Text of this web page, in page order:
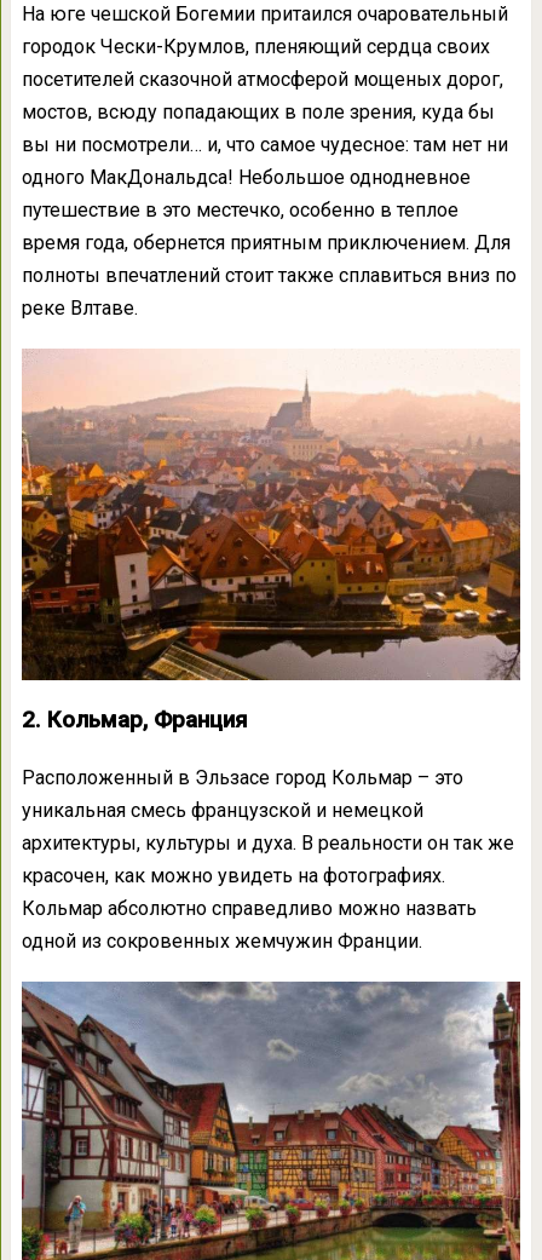
На юге чешской Богемии притаился очаровательный
городок Чески-Крумлов, пленяющий сердца своих
посетителей сказочной атмосферой мощеных дорог,
мостов, всюду попадающих в поле зрения, куда бы
вы ни посмотрели… и, что самое чудесное: там нет ни
одного МакДональдса! Небольшое однодневное
путешествие в это местечко, особенно в теплое
время года, обернется приятным приключением. Для
полноты впечатлений стоит также сплавиться вниз по
реке Влтаве.
2. Кольмар, Франция
Расположенный в Эльзасе город Кольмар – это
уникальная смесь французской и немецкой
архитектуры, культуры и духа. В реальности он так же
красочен, как можно увидеть на фотографиях.
Кольмар абсолютно справедливо можно назвать
одной из сокровенных жемчужин Франции.